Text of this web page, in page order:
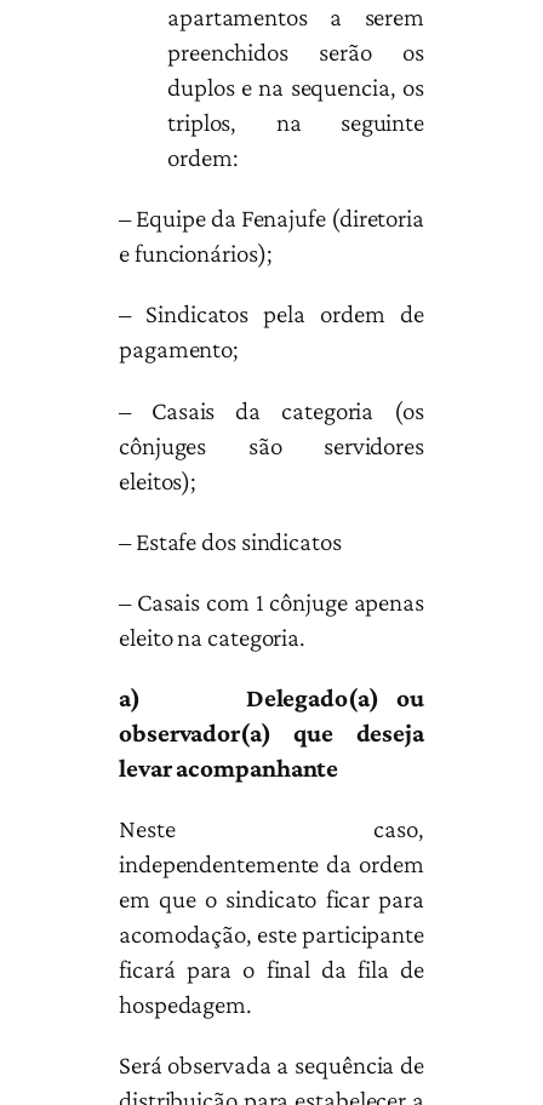
apartamentos a serem
preenchidos serão os
duplos e na sequencia, os
triplos, na seguinte
ordem:
– Equipe da Fenajufe (diretoria
e funcionários);
– Sindicatos pela ordem de
pagamento;
– Casais da categoria (os
cônjuges são servidores
eleitos);
– Estafe dos sindicatos
– Casais com 1 cônjuge apenas
eleito na categoria.
a) Delegado(a) ou
observador(a) que deseja
levar acompanhante
Neste caso,
independentemente da ordem
em que o sindicato ficar para
acomodação, este participante
ficará para o final da fila de
hospedagem.
Será observada a sequência de